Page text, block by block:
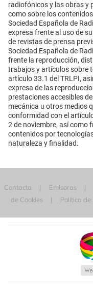
radiofónicos y las obras y
como sobre los
Sociedad Española de
expresa frente al uso de
de revistas de prensa
Sociedad Española de
frente la reproducción,
trabajos y artículos sobre
artículo 33.1 del TRLPI,
expresa de las
prestaciones accesibles
mecánica u otros medios
conformidad con el
2 de noviembre, así como
contenidos por
naturaleza y finalidad.
Contacta Emisoras
de Cookies
Política